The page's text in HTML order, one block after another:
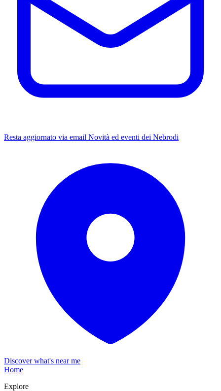
Resta aggiornato via email Novità ed eventi dei Nebrodi
Discover what's near me
Home
Explore